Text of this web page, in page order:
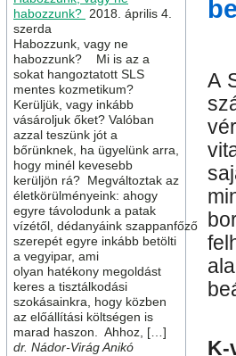
habozzunk? 2018. április 4.
szerda
Habozzunk, vagy ne
habozzunk? Mi is az a
sokat hangoztatott SLS
mentes kozmetikum?
Kerüljük, vagy inkább
vásároljuk őket? Valóban
azzal teszünk jót a
bőrünknek, ha ügyelünk arra,
hogy minél kevesebb
kerüljön rá? Megváltoztak az
életkörülményeink: ahogy
egyre távolodunk a patak
vízétől, dédanyáink szappanfőző
szerepét egyre inkább betölti
a vegyipar, ami
olyan hatékony megoldást
keres a tisztálkodási
szokásainkra, hogy közben
az előállítási költségen is
marad haszon. Ahhoz, […]
dr. Nádor-Virág Anikó
A
K-